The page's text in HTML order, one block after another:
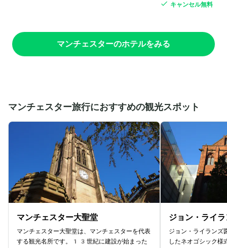
キャンセル無料
マンチェスターのホテルをみる
マンチェスター旅行におすすめの観光スポット
マンチェスター大聖堂
マンチェスター大聖堂は、マンチェスターを代表
する観光名所です。13世紀に建設が始まった
ジョン・ライ
ジョン・ライラン
したネオゴシック様